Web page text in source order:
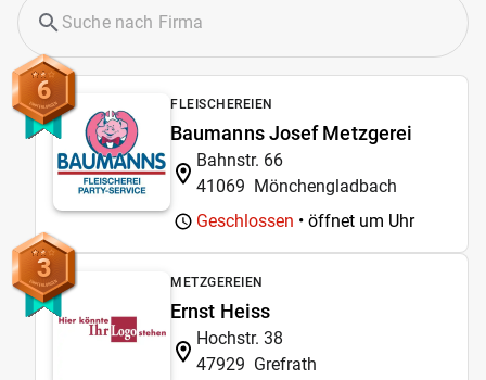
6 FLEISCHEREIEN
Baumanns Josef Metzgerei
Bahnstr. 66
41069 Mönchengladbach
Geschlossen • öffnet um Uhr
3 METZGEREIEN
Ernst Heiss
Hochstr. 38
47929 Grefrath